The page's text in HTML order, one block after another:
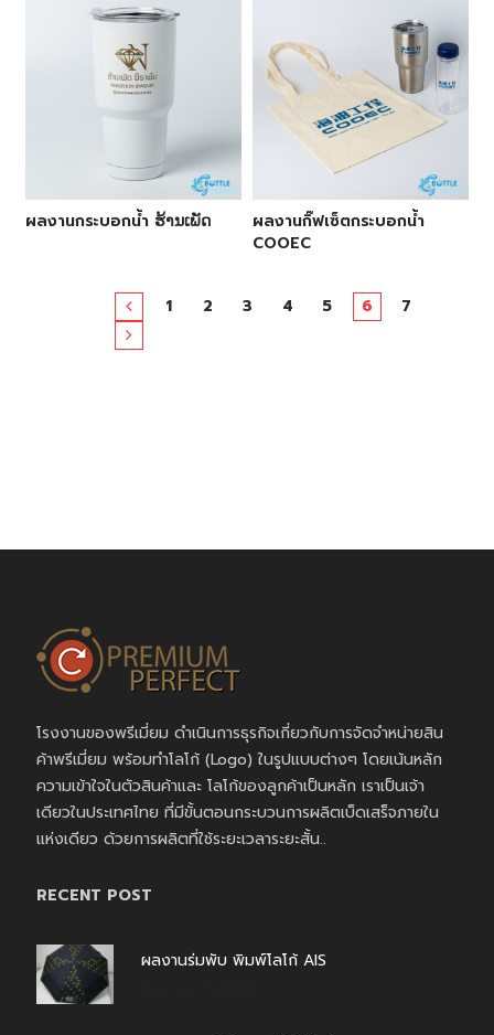
ผลงานกระบอกน้ำ ຮ້ານເພັດ
ผลงานกิ๊ฟเซ็ตกระบอกน้ำ
COOEC
1 2 3 4 5 6 7
โรงงานของพรีเมี่ยม ดำเนินการธุรกิจเกี่ยวกับการจัดจำหน่ายสิน
ค้าพรีเมี่ยม พร้อมทำโลโก้ (Logo) ในรูปแบบต่างๆ โดยเน้นหลัก
ความเข้าใจในตัวสินค้าและ โลโก้ของลูกค้าเป็นหลัก เราเป็นเจ้า
เดียวในประเทศไทย ที่มีขั้นตอนกระบวนการผลิตเบ็ดเสร็จภายใน
แห่งเดียว ด้วยการผลิตที่ใช้ระยะเวลาระยะสั้น..
RECENT POST
ผลงานร่มพับ พิมพ์โลโก้ AIS